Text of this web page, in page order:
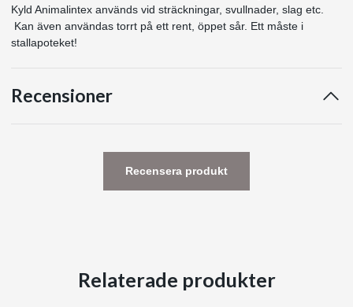
Kyld Animalintex används vid sträckningar, svullnader, slag etc.
Kan även användas torrt på ett rent, öppet sår. Ett måste i
stallapoteket!
Recensioner
Recensera produkt
Relaterade produkter